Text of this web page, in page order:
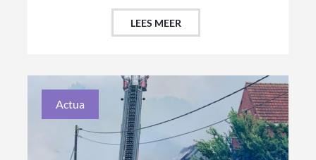
LEES MEER
Actua